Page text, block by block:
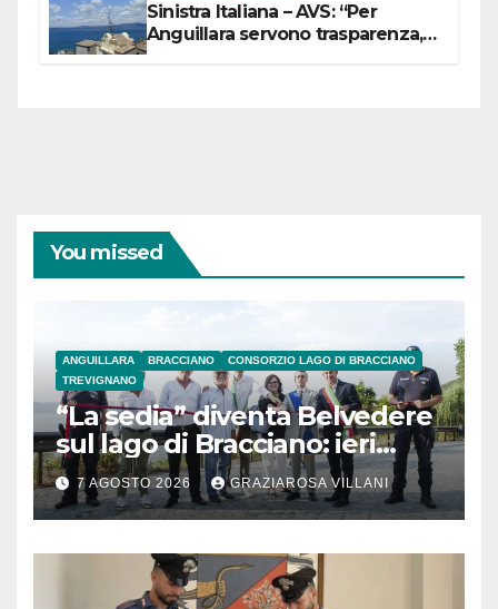
Sinistra Italiana – AVS: “Per
Anguillara servono trasparenza,
You missed
ANGUILLARA BRACCIANO
CONSORZIO LAGO DI BRACCIANO
TREVIGNANO
“La sedia” diventa Belvedere
sul lago di Bracciano: ieri
l’inaugurazione
7 AGOSTO 2026 GRAZIAROSA VILLANI